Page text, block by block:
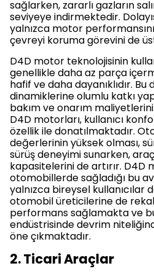
sağlarken, zararlı gazların
seviyeye indirmektedir.
yalnızca motor
çevreyi koruma görevini de
D4D motor teknolojisinin
genellikle daha az parça
hafif ve daha dayanıklıdır.
dinamiklerine olumlu katkı
bakım ve onarım
D4D motorları, kullanıcı
özellik ile donatılmaktadır.
değerlerinin yüksek olması,
sürüş deneyimi sunarken,
kapasitelerini de artırır. D4D
otomobillerde sağladığı bu
yalnızca bireysel kullanıcılar
otomobil üreticilerine de
performans sağlamakta ve
endüstrisinde devrim
öne çıkmaktadır.
2. Ticari Araçlar